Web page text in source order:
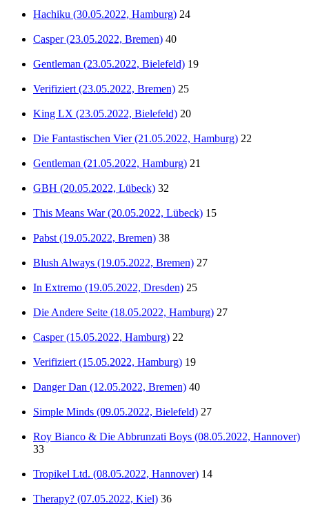
Hachiku (30.05.2022, Hamburg) 24
Casper (23.05.2022, Bremen) 40
Gentleman (23.05.2022, Bielefeld) 19
Verifiziert (23.05.2022, Bremen) 25
King LX (23.05.2022, Bielefeld) 20
Die Fantastischen Vier (21.05.2022, Hamburg) 22
Gentleman (21.05.2022, Hamburg) 21
GBH (20.05.2022, Lübeck) 32
This Means War (20.05.2022, Lübeck) 15
Pabst (19.05.2022, Bremen) 38
Blush Always (19.05.2022, Bremen) 27
In Extremo (19.05.2022, Dresden) 25
Die Andere Seite (18.05.2022, Hamburg) 27
Casper (15.05.2022, Hamburg) 22
Verifiziert (15.05.2022, Hamburg) 19
Danger Dan (12.05.2022, Bremen) 40
Simple Minds (09.05.2022, Bielefeld) 27
Roy Bianco & Die Abbrunzati Boys (08.05.2022, Hannover)
33
Tropikel Ltd. (08.05.2022, Hannover) 14
Therapy? (07.05.2022, Kiel) 36